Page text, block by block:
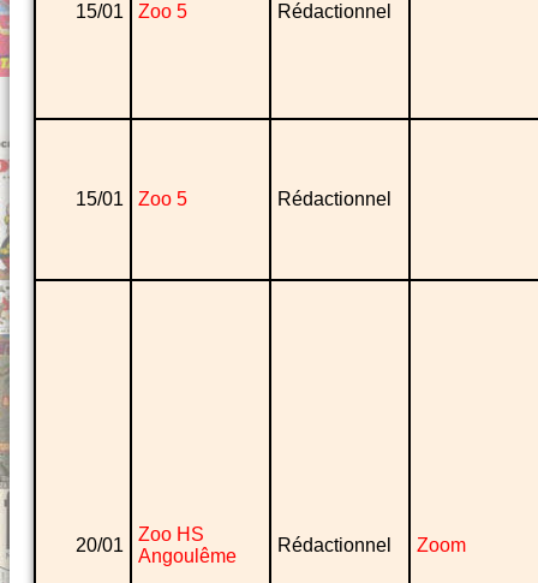
15/01 Zoo 5 Rédactionnel
15/01 Zoo 5 Rédactionnel
20/01
Zoo HS
Angoulême
Rédactionnel Zoom